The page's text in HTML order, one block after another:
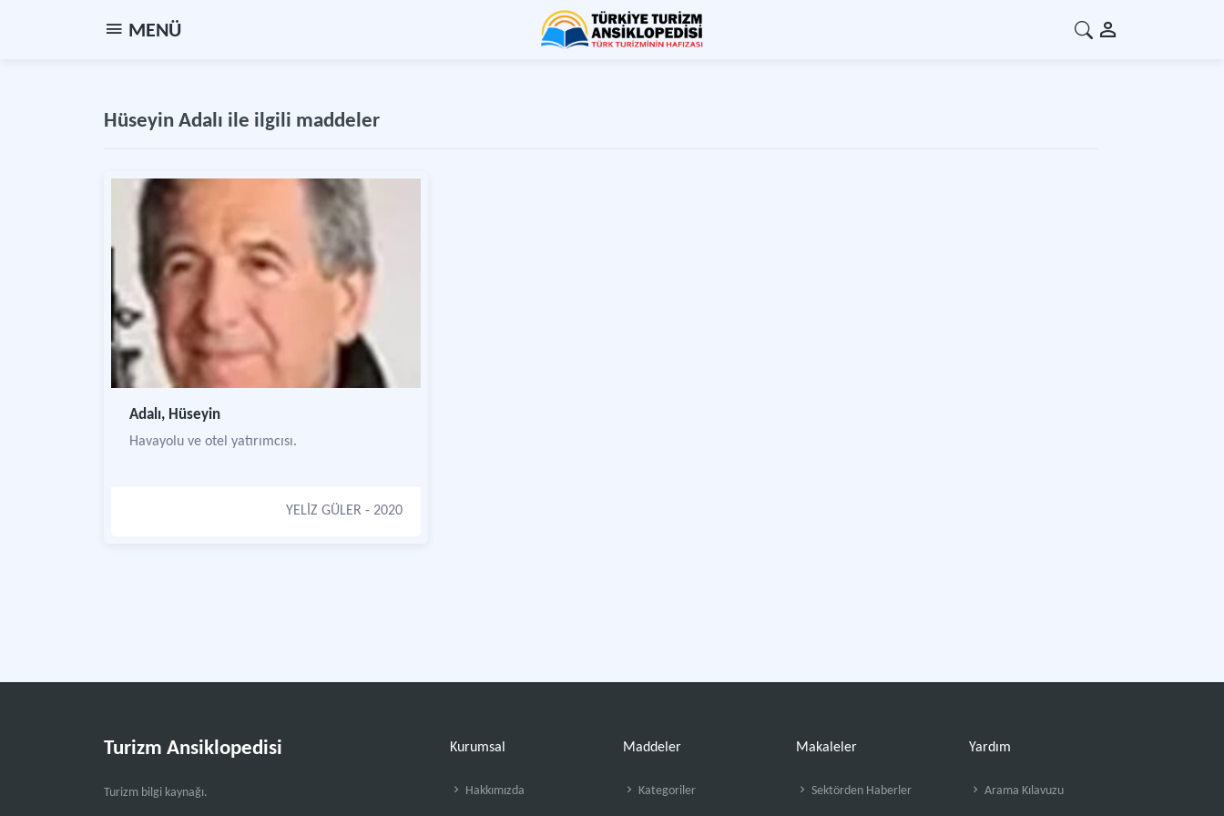
MENÜ
Hüseyin Adalı ile ilgili maddeler
Adalı, Hüseyin
Havayolu ve otel yatırımcısı.
YELİZ GÜLER - 2020
Turizm Ansiklopedisi
Turizm bilgi kaynağı.
Kurumsal
Hakkımızda
Maddeler
Kategoriler
Makaleler
Sektörden Haberler
Yardım
Arama Kılavuzu